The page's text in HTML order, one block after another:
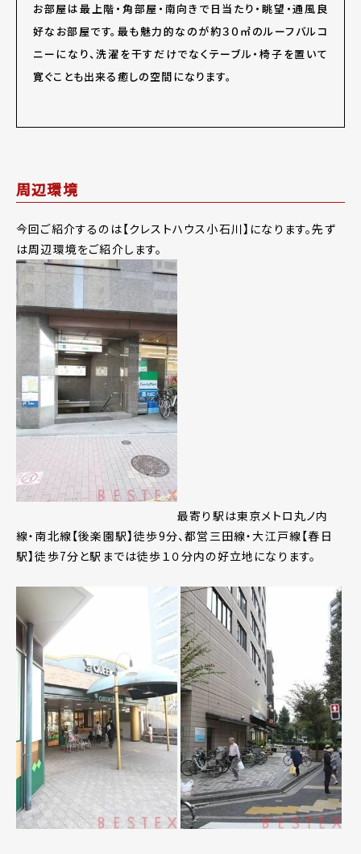
お部屋は最上階・角部屋・南向きで日当たり・眺望・通風良
好なお部屋です。最も魅力的なのが約３０㎡のルーフバルコ
ニーになり、洗濯を干すだけでなくテーブル・椅子を置いて
寛ぐことも出来る癒しの空間になります。
周辺環境
今回ご紹介するのは【クレストハウス小石川】になります。先ず
は周辺環境をご紹介します。
最寄り駅は東京メトロ丸ノ内
線・南北線【後楽園駅】徒歩9分、都営三田線・大江戸線【春日
駅】徒歩7分と駅までは徒歩１０分内の好立地になります。